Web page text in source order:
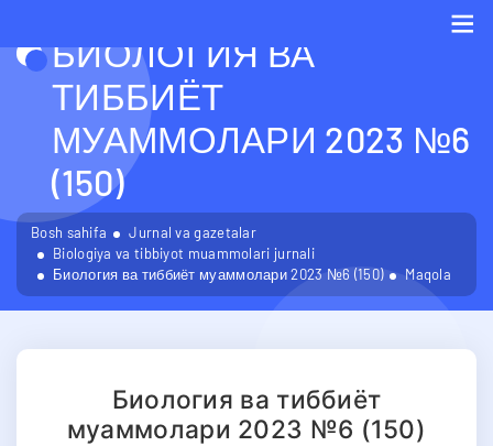
БИОЛОГИЯ ВА
ТИББИЁТ
МУАММОЛАРИ 2023 №6
(150)
Bosh sahifa
Jurnal va gazetalar
Biologiya va tibbiyot muammolari jurnali
Биология ва тиббиёт муаммолари 2023 №6 (150)
Maqola
Биология ва тиббиёт
муаммолари 2023 №6 (150)